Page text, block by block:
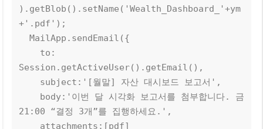
).getBlob().setName('Wealth_Dashboard_'+ym
+'.pdf');
Session.getActiveUser().getEmail(),
21:00 “결정 3개”를 집행하세요.',